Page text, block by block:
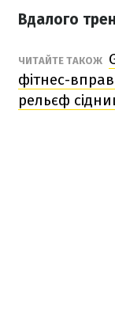
Вдалого
ЧИТАЙТЕ ТАКОЖ
фітнес-
рельєф